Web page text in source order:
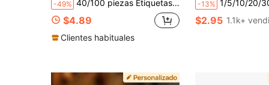
-49% 40/100 piezas Etiquetas adhesivas personalizadas de tira larga, etiquetas de sellado de tira larga, etiquetas de hornear hechas a mano - Etiquetas de sellado de piruleta de tira larga a rayas con espacio personalizable para foto y texto, pegatinas de hornear adhesivas adecuadas para panaderías de artistas, manualidades, etiquetas de regalo y fines decorativos
$4.89
Clientes habituales
-13% 1/5/10/20/30 piezas Pegatinas de transferencia UV personalizadas, pegatinas personalizadas, logotipo personalizado, embalaje de caja de regalo,
$2.95 1.1k+